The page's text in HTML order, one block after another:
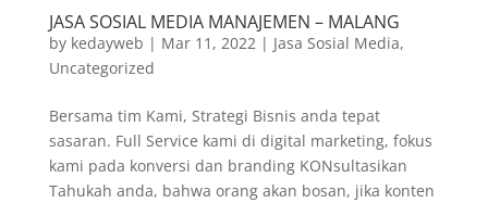
JASA SOSIAL MEDIA MANAJEMEN – MALANG
by kedayweb | Mar 11, 2022| Jasa Sosial Media,
Uncategorized
Bersama tim Kami, Strategi Bisnis anda tepat
sasaran. Full Service kami di digital marketing, fokus
kami pada konversi dan branding KONsultasikan
Tahukah anda, bahwa orang akan bosan, jika konten